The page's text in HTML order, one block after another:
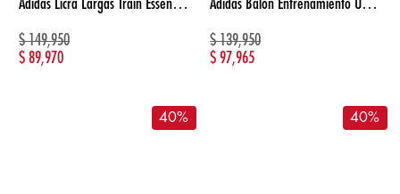
Adidas Licra Largas Train Essentials Logo Grand verde de mujer para entrenamiento
$149,950
$89,970
Adidas Balon Entrenamiento Ucl verde unisex para futbol
$139,950
$97,965
40% 40%